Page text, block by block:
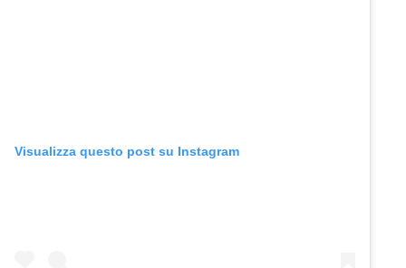
Visualizza questo post su Instagram